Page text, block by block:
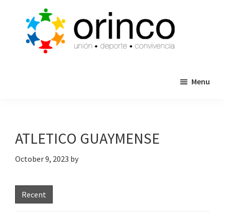
primary
de
Bateo
Eventos
Menu
ATLETICO GUAYMENSE
October 9, 2023 by
Recent